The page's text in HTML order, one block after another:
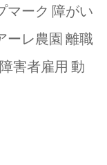
マーク 障がい
ーレ農園 離職
障害者雇用 動